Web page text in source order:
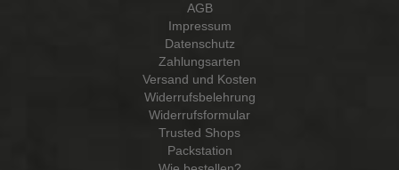
AGB
Impressum
Datenschutz
Zahlungsarten
Versand und Kosten
Widerrufsbelehrung
Widerrufsformular
Trusted Shops
Packstation